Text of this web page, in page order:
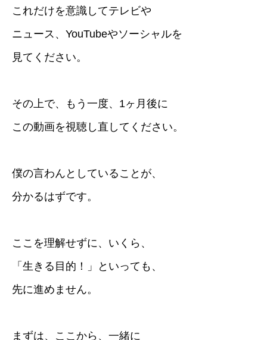
これだけを意識してテレビや
ニュース、YouTubeやソーシャルを
見てください。
その上で、もう一度、1ヶ月後に
この動画を視聴し直してください。
僕の言わんとしていることが、
分かるはずです。
ここを理解せずに、いくら、
「生きる目的！」といっても、
先に進めません。
まずは、ここから、一緒に